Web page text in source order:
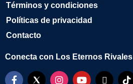
Términos y condiciones
Políticas de privacidad
Contacto
Conecta con Los Eternos Rivales